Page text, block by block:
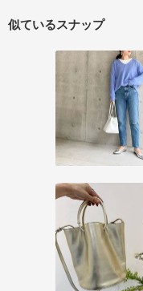
似ているスナップ